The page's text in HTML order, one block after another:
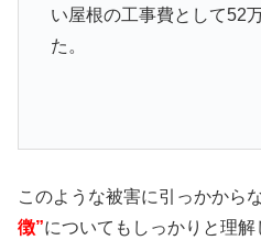
い屋根の工事費として52
た。
このような被害に引っかから
徴”についてもしっかりと理解